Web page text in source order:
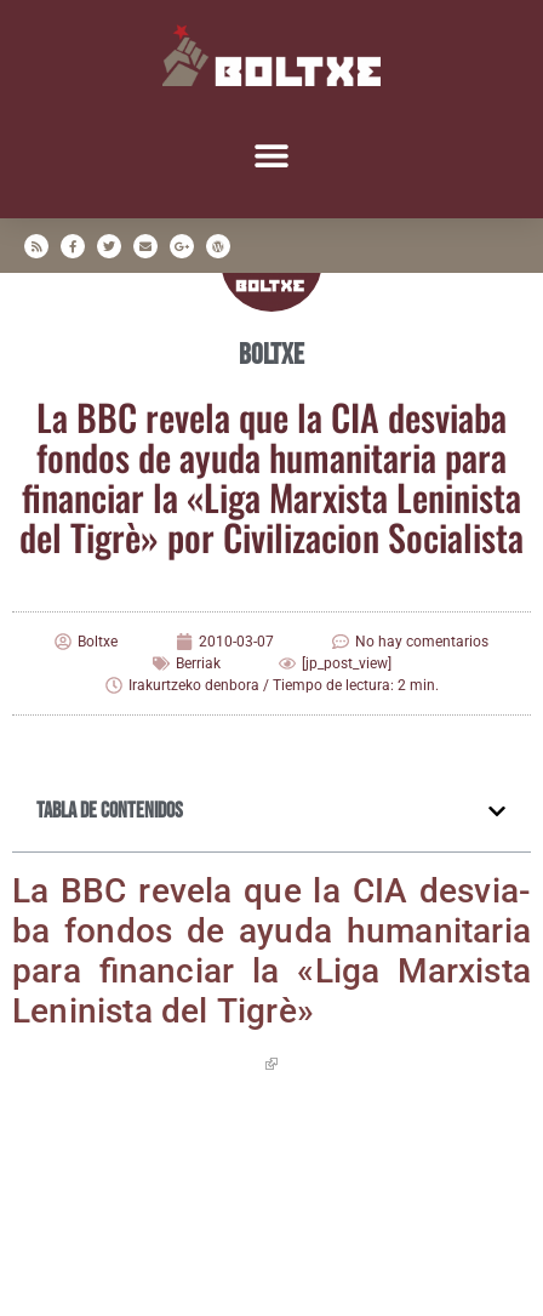
Boltxe
La BBC reve­la que la CIA des­via­ba
fon­dos de ayu­da huma­ni­ta­ria para
finan­ciar la «Liga Mar­xis­ta Leni­nis­ta
del Tigrè» por Civi­li­za­cion Socialista
Boltxe 2010-03-07
No hay comentarios
Berriak
[jp_post_view]
Irakurtzeko denbora / Tiempo de lectura: 2 min.
Tabla de contenidos
La BBC reve­la que la CIA des­via­
ba fon­dos de ayu­da huma­ni­ta­ria
para finan­ciar la «Liga Mar­xis­ta
Leni­nis­ta del Tigrè»